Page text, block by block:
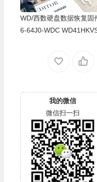
WD/西数硬盘数据恢复固
6-64J0-WDC
我的微信
微信扫一扫